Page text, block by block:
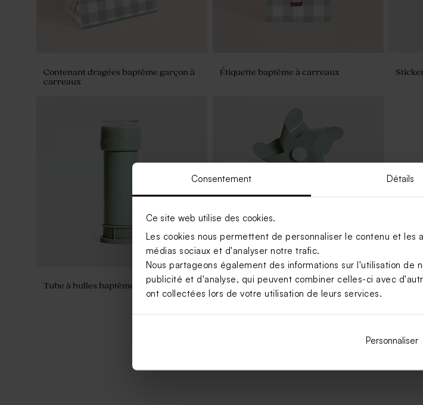
Consentement Détails
Ce site web utilise des cookies.
Les cookies nous permettent de personnaliser le contenu et les
médias sociaux et d'analyser notre trafic.
Nous partageons également des informations sur l'utilisation de
publicité et d'analyse, qui peuvent combiner celles-ci avec
ont collectées lors de votre utilisation de leurs services.
Personnaliser
Contenant dragées baptême garçon à
carreaux
Étiquette baptême à carreaux
Tube à bulles baptême vert eucalyptus
Moulin à vent baptême vert et son
crayon gris
Voir +